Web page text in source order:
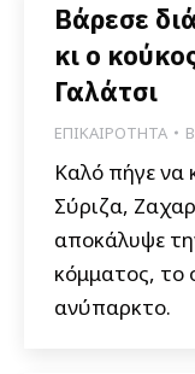
Βάρεσε
κι ο
Γαλάτσι
ΕΠΙΚΑΙΡΟΤΗΤΑ
Καλό πήγε να
Σύριζα,
αποκάλυψε
κόμματος, το
ανύπαρκτο.